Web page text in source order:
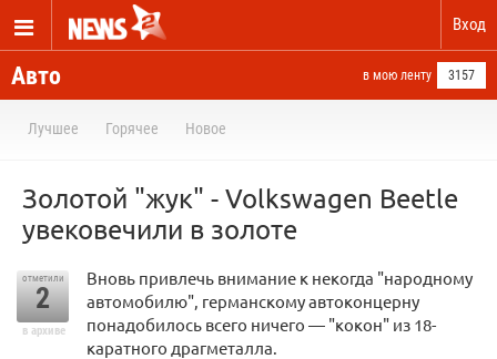
Вход
Авто в мою ленту 3157
Лучшее Горячее Новое
Золотой "жук" - Volkswagen Beetle
увековечили в золоте
отметили
2
в архиве
Вновь привлечь внимание к некогда "народному
автомобилю", германскому автоконцерну
понадобилось всего ничего — "кокон" из 18-
каратного драгметалла.